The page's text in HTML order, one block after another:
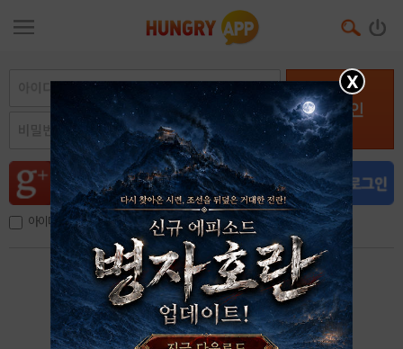
로그인
아이디, 이메일 저장
아이디 / 비밀번호 찾기 회원가입
X